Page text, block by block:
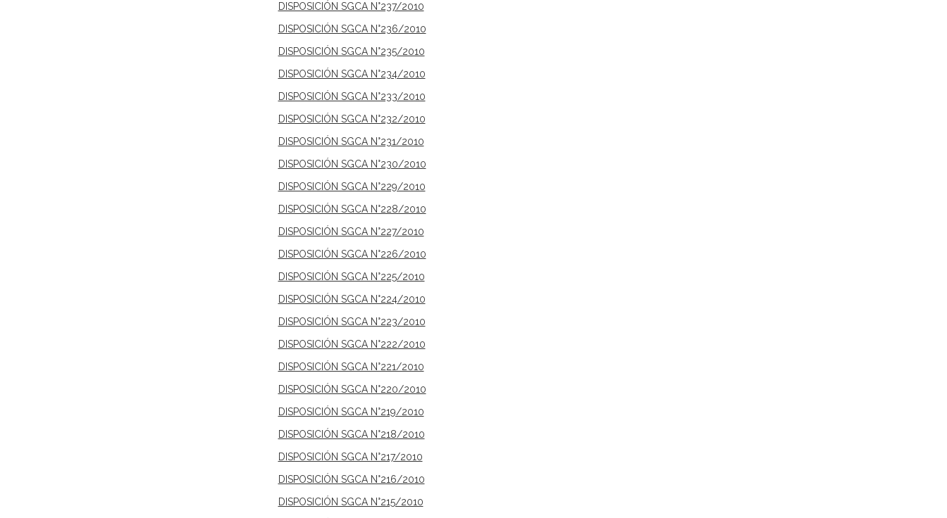
DISPOSICIÓN SGCA N°237/2010
DISPOSICIÓN SGCA N°236/2010
DISPOSICIÓN SGCA N°235/2010
DISPOSICIÓN SGCA N°234/2010
DISPOSICIÓN SGCA N°233/2010
DISPOSICIÓN SGCA N°232/2010
DISPOSICIÓN SGCA N°231/2010
DISPOSICIÓN SGCA N°230/2010
DISPOSICIÓN SGCA N°229/2010
DISPOSICIÓN SGCA N°228/2010
DISPOSICIÓN SGCA N°227/2010
DISPOSICIÓN SGCA N°226/2010
DISPOSICIÓN SGCA N°225/2010
DISPOSICIÓN SGCA N°224/2010
DISPOSICIÓN SGCA N°223/2010
DISPOSICIÓN SGCA N°222/2010
DISPOSICIÓN SGCA N°221/2010
DISPOSICIÓN SGCA N°220/2010
DISPOSICIÓN SGCA N°219/2010
DISPOSICIÓN SGCA N°218/2010
DISPOSICIÓN SGCA N°217/2010
DISPOSICIÓN SGCA N°216/2010
DISPOSICIÓN SGCA N°215/2010